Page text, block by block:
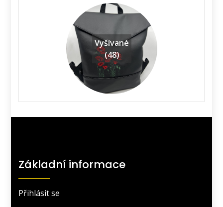
Vyšívané
(48)
Základní informace
Přihlásit se